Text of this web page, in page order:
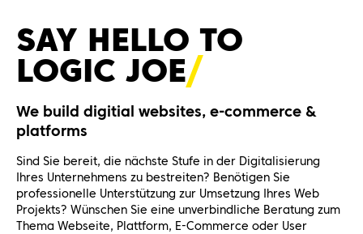
SAY HELLO TO
LOGIC JOE
We build digitial websites, e-commerce &
platforms
Sind Sie bereit, die nächste Stufe in der Digitalisierung
Ihres Unternehmens zu bestreiten? Benötigen Sie
professionelle Unterstützung zur Umsetzung Ihres Web
Projekts? Wünschen Sie eine unverbindliche Beratung zum
Thema Webseite, Plattform, E-Commerce oder User